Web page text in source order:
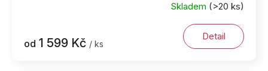
Skladem (>20 ks)
od 1 599 Kč / ks
Detail